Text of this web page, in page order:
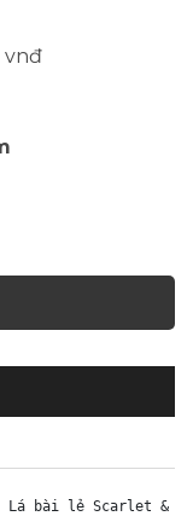
vnđ
Lá bài lẻ Scarlet &